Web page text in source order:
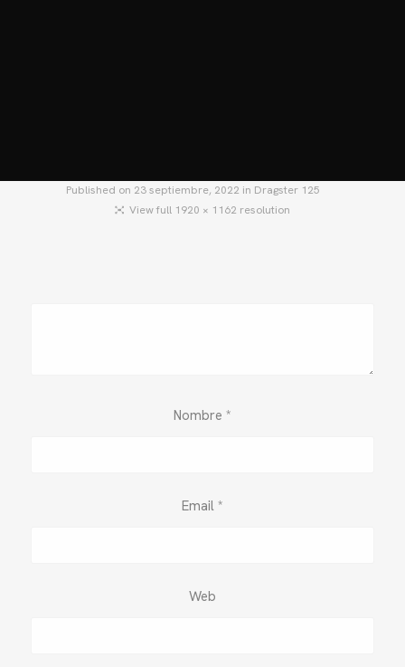
Published on 23 septiembre, 2022 in Dragster 125
View full 1920 × 1162 resolution
Nombre *
Email *
Web